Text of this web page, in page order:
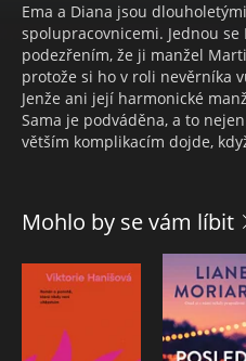
Ema a Diana jsou
spolupracovnicemi. Jednou se
podezřením, že ji manžel
protože si ho v roli nevěrníka
Jenže ani její harmonické
Sama je podváděna, a to
větším komplikacím dojde,
Mohlo by se vám líbit